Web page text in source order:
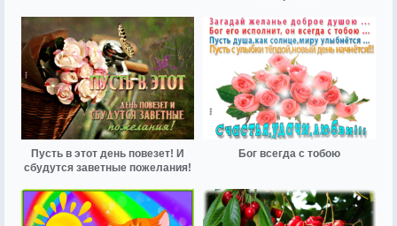
Пусть в этот день повезет! И
сбудутся заветные пожелания!
Бог всегда с тобою